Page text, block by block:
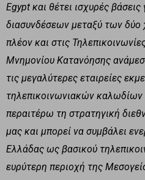
Egypt και θέτει ισχυρές
διασυνδέσεων μεταξύ των δύο
πλέον και στις
Μνημονίου Κατανόησης
τις μεγαλύτερες εταιρείες
τηλεπικοινωνιακών καλωδίων
περαιτέρω τη στρατηγική
μας και μπορεί να συμβάλει
Ελλάδας ως βασικού
ευρύτερη περιοχή της